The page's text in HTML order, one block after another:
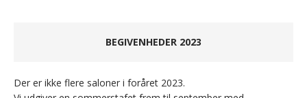
BEGIVENHEDER 2023
Der er ikke flere saloner i foråret 2023.